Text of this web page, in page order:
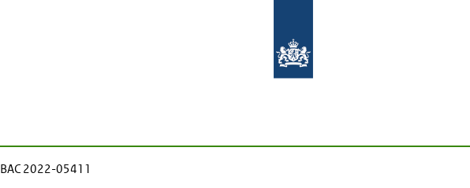
BAC 2022-05411